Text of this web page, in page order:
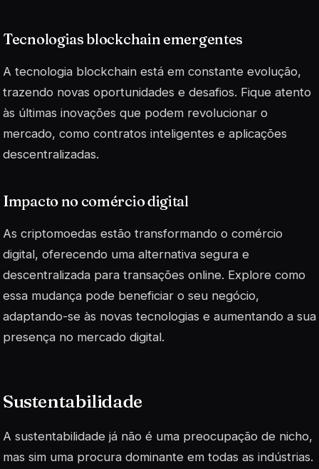
Tecnologias blockchain emergentes
A tecnologia blockchain está em constante evolução,
trazendo novas oportunidades e desafios. Fique atento
às últimas inovações que podem revolucionar o
mercado, como contratos inteligentes e aplicações
descentralizadas.
Impacto no comércio digital
As criptomoedas estão transformando o comércio
digital, oferecendo uma alternativa segura e
descentralizada para transações online. Explore como
essa mudança pode beneficiar o seu negócio,
adaptando-se às novas tecnologias e aumentando a sua
presença no mercado digital.
Sustentabilidade
A sustentabilidade já não é uma preocupação de nicho,
mas sim uma procura dominante em todas as indústrias.